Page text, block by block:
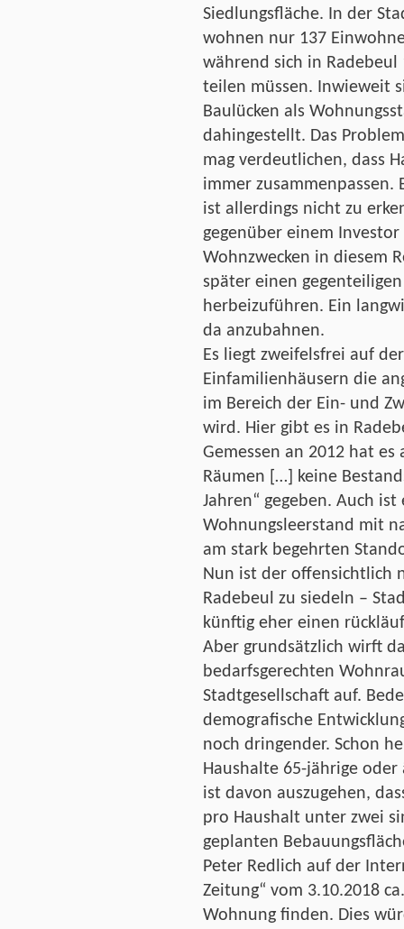
Siedlungsfläche. In der
wohnen nur 137
während sich in Radebeul
teilen müssen. Inwieweit
Baulücken als
dahingestellt. Das
mag verdeutlichen, dass
immer zusammenpassen.
ist allerdings nicht zu
gegenüber einem
Wohnzwecken in diesem
später einen
herbeizuführen. Ein
da anzubahnen.
Es liegt zweifelsfrei auf
Einfamilienhäusern die
im Bereich der Ein- und
wird. Hier gibt es in
Gemessen an 2012 hat
Räumen […] keine
Jahren“ gegeben. Auch
Wohnungsleerstand mit
am stark begehrten
Nun ist der offensichtlich
Radebeul zu siedeln –
künftig eher einen
Aber grundsätzlich wirft
bedarfsgerechten
Stadtgesellschaft auf.
demografische
noch dringender. Schon
Haushalte 65-jährige
ist davon auszugehen,
pro Haushalt unter zwei
geplanten
Peter Redlich auf der
Zeitung“ vom 3.10.2018
Wohnung finden. Dies